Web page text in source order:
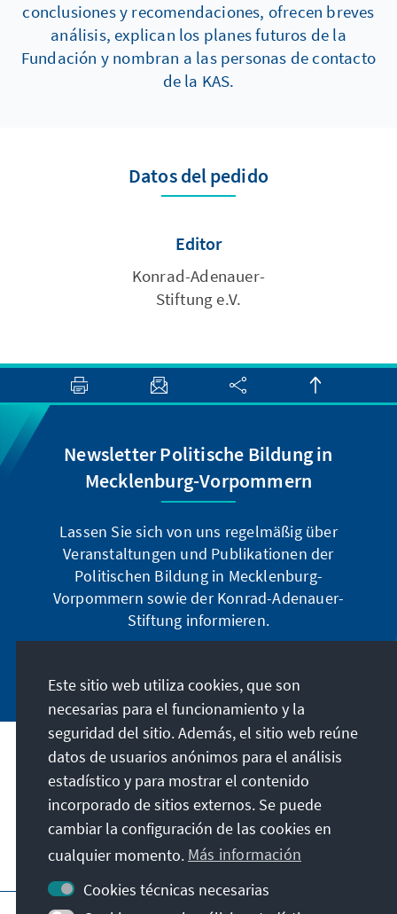
conclusiones y recomendaciones, ofrecen breves
análisis, explican los planes futuros de la
Fundación y nombran a las personas de contacto
de la KAS.
Datos del pedido
Editor
Konrad-Adenauer-
Stiftung e.V.
Newsletter Politische Bildung in
Mecklenburg-Vorpommern
Lassen Sie sich von uns regelmäßig über
Veranstaltungen und Publikationen der
Politischen Bildung in Mecklenburg-
Vorpommern sowie der Konrad-Adenauer-
Stiftung informieren.
Dirección
Contacto
Visita también
Este sitio web utiliza cookies, que son
necesarias para el funcionamiento y la
seguridad del sitio. Además, el sitio web reúne
datos de usuarios anónimos para el análisis
estadístico y para mostrar el contenido
incorporado de sitios externos. Se puede
cambiar la configuración de las cookies en
cualquier momento. Más información
Cookies técnicas necesarias